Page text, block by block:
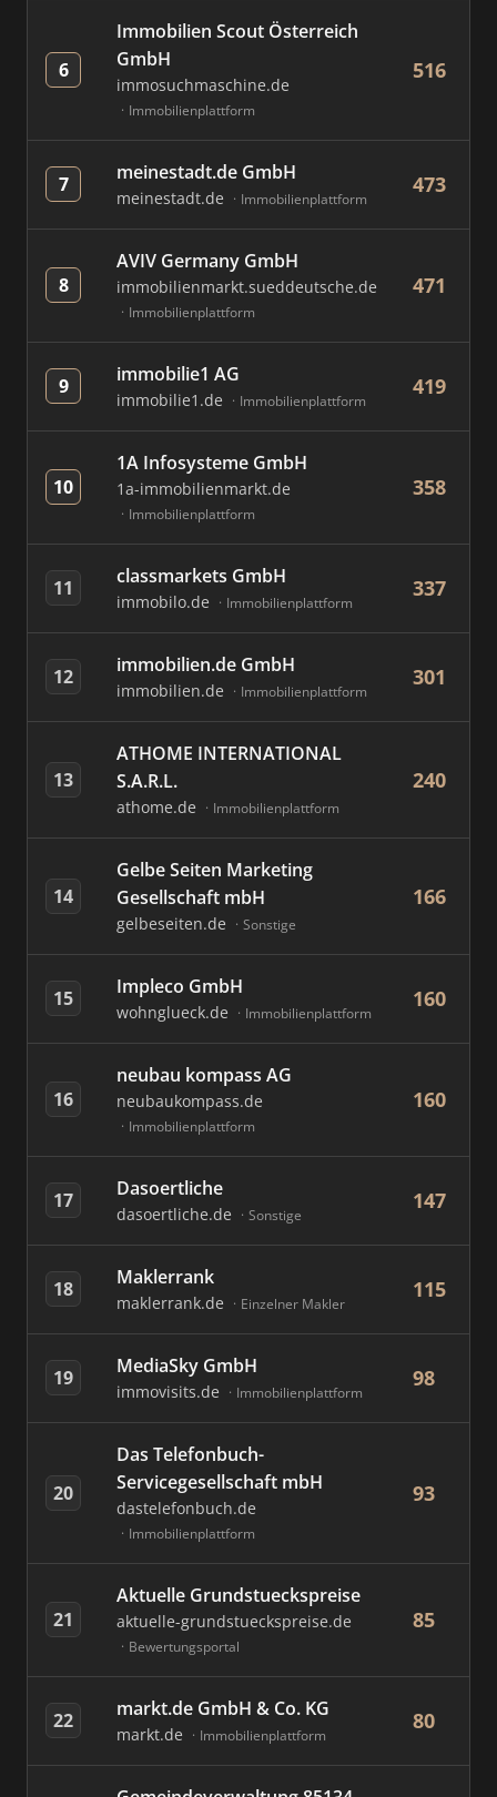
6
Immobilien Scout Österreich
GmbH
immosuchmaschine.de
Immobilienplattform
516
7 meinestadt.de GmbH
meinestadt.de Immobilienplattform
473
8
AVIV Germany GmbH
immobilienmarkt.sueddeutsche.de
Immobilienplattform
471
9 immobilie1 AG
immobilie1.de Immobilienplattform
419
10
1A Infosysteme GmbH
1a-immobilienmarkt.de
Immobilienplattform
358
11 classmarkets GmbH
immobilo.de Immobilienplattform
337
12 immobilien.de GmbH
immobilien.de Immobilienplattform
301
13
ATHOME INTERNATIONAL
S.A.R.L.
athome.de Immobilienplattform
240
14
Gelbe Seiten Marketing
Gesellschaft mbH
gelbeseiten.de Sonstige
166
15 Impleco GmbH
wohnglueck.de Immobilienplattform
160
16
neubau kompass AG
neubaukompass.de
Immobilienplattform
160
17 Dasoertliche
dasoertliche.de Sonstige
147
18 Maklerrank
maklerrank.de Einzelner Makler
115
19 MediaSky GmbH
immovisits.de Immobilienplattform
98
20
Das Telefonbuch-
Servicegesellschaft mbH
dastelefonbuch.de
Immobilienplattform
93
21
Aktuelle Grundstueckspreise
aktuelle-grundstueckspreise.de
Bewertungsportal
85
22 markt.de GmbH & Co. KG
markt.de Immobilienplattform
80